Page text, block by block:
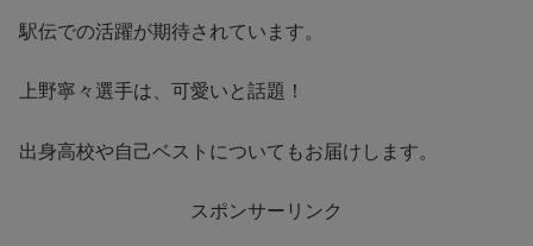
駅伝での活躍が期待されています。
上野寧々選手は、可愛いと話題！
出身高校や自己ベストについてもお届けします。
スポンサーリンク